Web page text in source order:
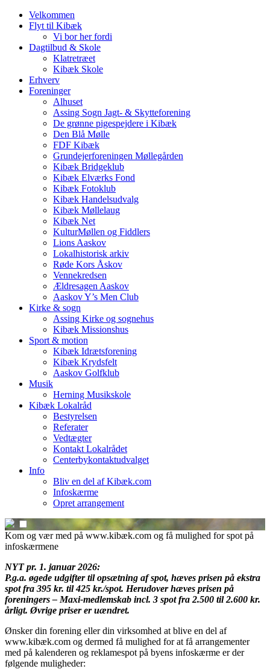
Velkommen
Flyt til Kibæk
Vi bor her fordi
Dagtilbud & Skole
Klatretræet
Kibæk Skole
Erhverv
Foreninger
Alhuset
Assing Sogn Jagt- & Skytteforening
De grønne pigespejdere i Kibæk
Den Blå Mølle
FDF Kibæk
Grundejerforeningen Møllegården
Kibæk Bridgeklub
Kibæk Elværks Fond
Kibæk Fotoklub
Kibæk Handelsudvalg
Kibæk Møllelaug
Kibæk Net
KulturMøllen og Fiddlers
Lions Aaskov
Lokalhistorisk arkiv
Røde Kors Åskov
Vennekredsen
Ældresagen Aaskov
Aaskov Y’s Men Club
Kirke & sogn
Assing Kirke og sognehus
Kibæk Missionshus
Sport & motion
Kibæk Idrætsforening
Kibæk Krydsfelt
Aaskov Golfklub
Musik
Herning Musikskole
Kibæk Lokalråd
Bestyrelsen
Referater
Vedtægter
Kontakt Lokalrådet
Centerbykontaktudvalget
Info
Bliv en del af Kibæk.com
Infoskærme
Opret arrangement
Kom og vær med på www.kibæk.com og få mulighed for spot på
infoskærmene
NYT pr. 1. januar 2026:
P.g.a. øgede udgifter til opsætning af spot, hæves prisen på ekstra
spot fra 395 kr. til 425 kr./spot. Herudover hæves prisen på
foreningers – Maxi-medlemskab incl. 3 spot fra 2.500 til 2.600 kr.
årligt. Øvrige priser er uændret.
Ønsker din forening eller din virksomhed at blive en del af
www.kibæk.com og dermed få mulighed for at få arrangementer
med på kalenderen og reklamespot på byens infoskærme er der
følgende muligheder: